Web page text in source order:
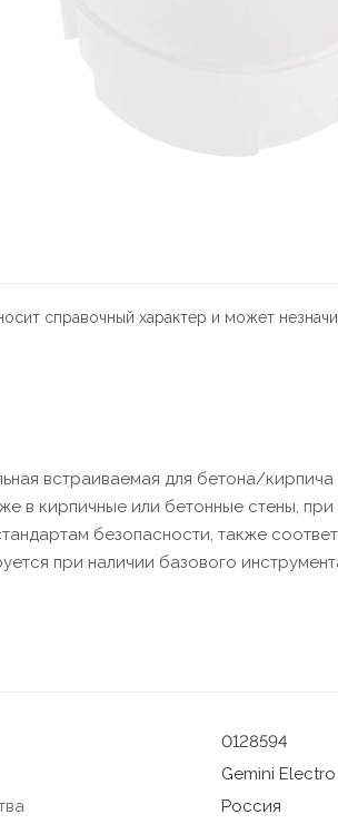
справочный характер и может
встраиваемая для бетона/
в кирпичные или бетонные стены,
безопасности, также
при наличии базового
0128594
Gemini Electro
Россия